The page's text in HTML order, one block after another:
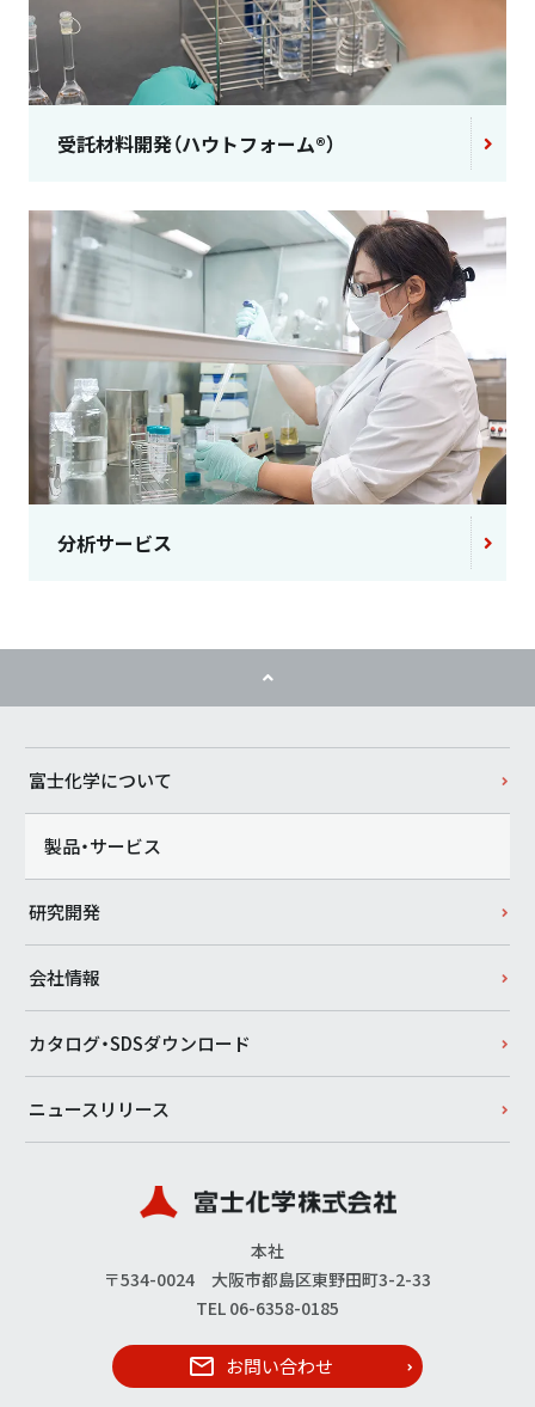
受託材料開発（ハウトフォーム®）
分析サービス
富士化学について
製品・サービス
研究開発
会社情報
カタログ・SDSダウンロード
ニュースリリース
本社
〒534-0024 大阪市都島区東野田町3-2-33
TEL 06-6358-0185
お問い合わせ